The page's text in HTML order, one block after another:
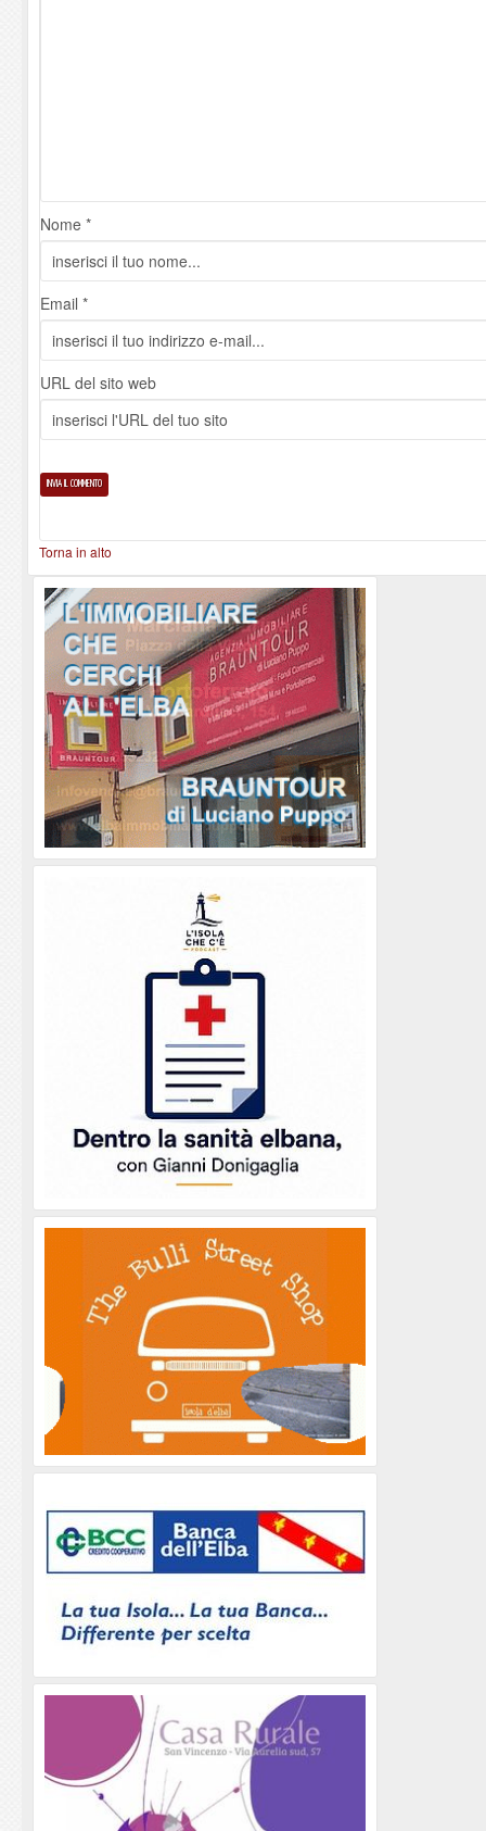
Nome *
Email *
URL del sito web
Torna in alto